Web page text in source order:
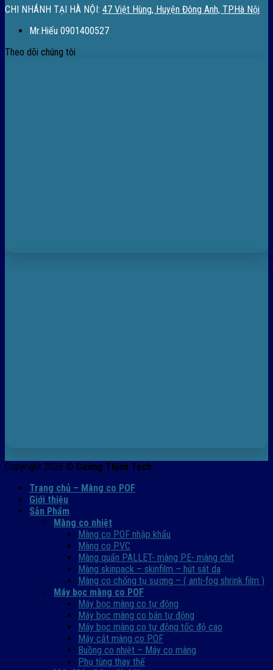
CHI NHÁNH TẠI HÀ NỘI: 47 Việt Hùng, Huyện Đông Anh, TP.Hà Nội
Mr.Hiếu 0901400527
Theo dõi chúng tôi
Copyright 2026 © Cường Thịnh Tech
Trang chủ – Màng co POF
Giới thiệu
Sản Phẩm
Màng co nhiệt
Màng co POF nhập khẩu
Màng co PVC
Màng quấn PALLET- màng PE- màng chit
Màng skinpack – skinfilm – hút sát da
Màng co chống tụ sương – ( anti-fog shrink film )
Máy bọc màng co POF
Máy bọc màng co tự động
Máy bọc màng co bán tự động
Máy bọc màng co tự động tốc độ cao
Máy cắt màng co POF
Buồng co nhiệt – Máy co màng
Phụ tùng thay thế